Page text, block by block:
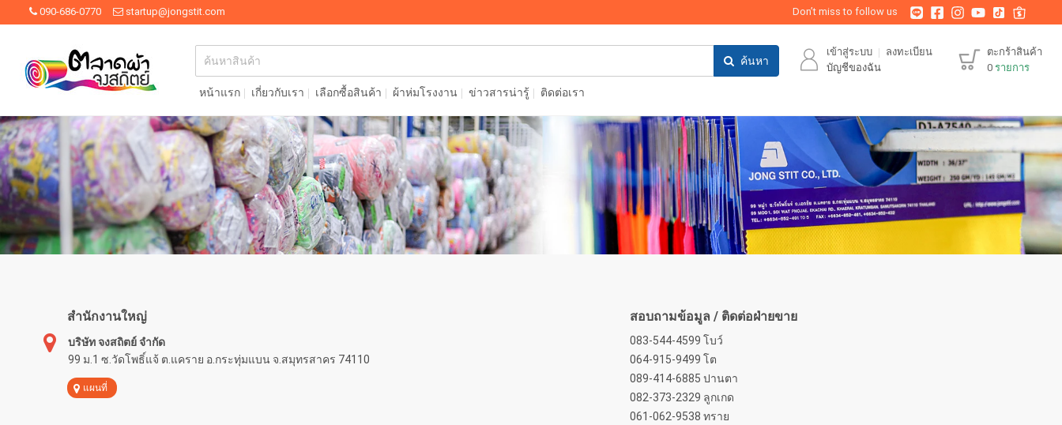
090-686-0770 startup@jongstit.com Don’t miss to follow us
ค้นหา
หน้าแรก เกี่ยวกับเรา เลือกซื้อสินค้า ผ้าห่มโรงงาน ข่าวสารน่ารู้ ติดต่อเรา
เข้าสู่ระบบ
ลงทะเบียน
บัญชีของฉัน
ตะกร้าสินค้า
0 รายการ
สำนักงานใหญ่
บริษัท จงสถิตย์ จำกัด
99 ม.1 ซ.วัดโพธิ์แจ้ ต.แคราย อ.กระทุ่มแบน จ.สมุทรสาคร 74110
แผนที่
สอบถามข้อมูล / ติดต่อฝ่ายขาย
083-544-4599 โบว์
064-915-9499 โต
089-414-6885 ปานตา
082-373-2329 ลูกเกด
061-062-9538 ทราย